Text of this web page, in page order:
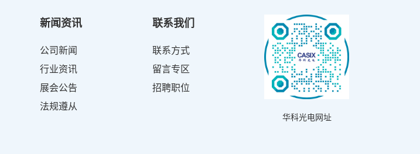
新闻资讯
公司新闻
行业资讯
展会公告
法规遵从
联系我们
联系方式
留言专区
招聘职位
华科光电网址